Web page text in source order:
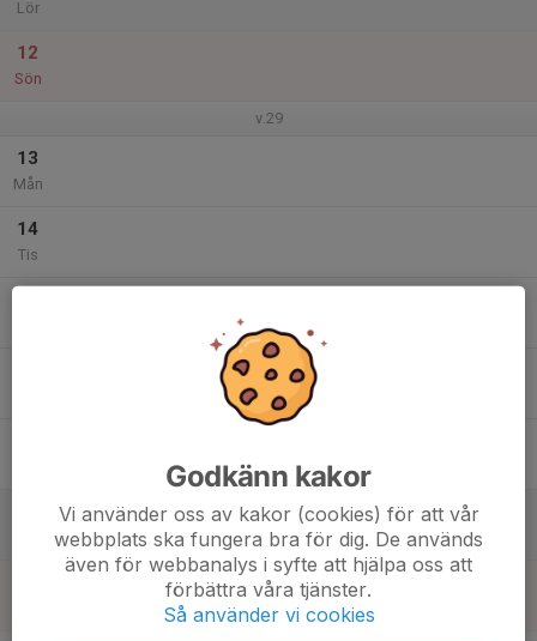
Lör
12
Sön
v.29
13
Mån
14
Tis
Godkänn kakor
Vi använder oss av kakor (cookies) för att vår
webbplats ska fungera bra för dig. De används
även för webbanalys i syfte att hjälpa oss att
förbättra våra tjänster.
Så använder vi cookies